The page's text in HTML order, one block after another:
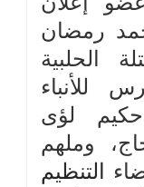
رمضان
الحلبية
للأنباء
لؤى
وملهم
التنظيم